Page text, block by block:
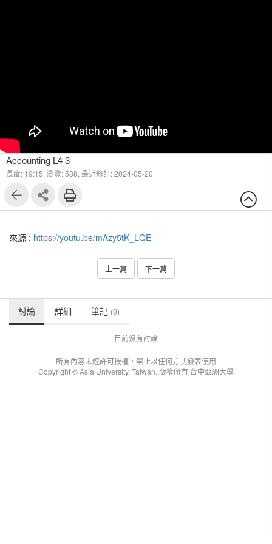
Accounting L4 3
長度: 19:15, 瀏覽: 588, 最近修訂: 2024-05-20
來源 : https://youtu.be/mAzy5tK_LQE
上一篇 下一篇
討論 詳細 筆記 (0)
目前沒有討論
所有內容未經許可授權，禁止以任何方式發表使用
Copyright © Asia University, Taiwan. 版權所有 台中亞洲大學